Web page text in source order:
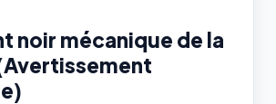
noir mécanique de la